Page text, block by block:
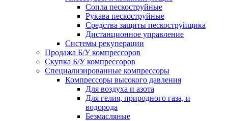
Сопла пескоструйные
Рукава пескоструйные
Средства защиты пескоструйщика
Дистанционное управление
Системы рекуперации
Продажа Б/У компрессоров
Скупка Б/У компрессоров
Специализированные компрессоры
Компрессоры высокого давления
Для воздуха и азота
Для гелия, природного газа, и
водорода
Безмасляные